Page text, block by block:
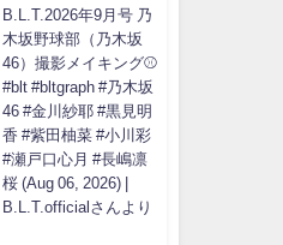
B.L.T.2026年9月号 乃
木坂野球部（乃木坂
46）撮影メイキング⚾️
#blt #bltgraph #乃木坂
46 #金川紗耶 #黒見明
香 #紫田柚菜 #小川彩
#瀬戸口心月 #長嶋凛
桜 (Aug 06, 2026) |
B.L.T.officialさんより